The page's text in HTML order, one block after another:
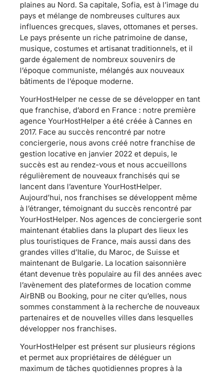
plaines au Nord. Sa capitale, Sofia, est à l’image du
pays et mélange de nombreuses cultures aux
influences grecques, slaves, ottomanes et perses.
Le pays présente un riche patrimoine de danse,
musique, costumes et artisanat traditionnels, et il
garde également de nombreux souvenirs de
l’époque communiste, mélangés aux nouveaux
bâtiments de l’époque moderne.
YourHostHelper ne cesse de se développer en tant
que franchise, d’abord en France : notre première
agence YourHostHelper a été créée à Cannes en
2017. Face au succès rencontré par notre
conciergerie, nous avons créé notre franchise de
gestion locative en janvier 2022 et depuis, le
succès est au rendez-vous et nous accueillons
régulièrement de nouveaux franchisés qui se
lancent dans l’aventure YourHostHelper.
Aujourd’hui, nos franchises se développent même
à l’étranger, témoignant du succès rencontré par
YourHostHelper. Nos agences de conciergerie sont
maintenant établies dans la plupart des lieux les
plus touristiques de France, mais aussi dans des
grandes villes d’Italie, du Maroc, de Suisse et
maintenant de Bulgarie. La location saisonnière
étant devenue très populaire au fil des années avec
l’avènement des plateformes de location comme
AirBNB ou Booking, pour ne citer qu’elles, nous
sommes constamment à la recherche de nouveaux
partenaires et de nouvelles villes dans lesquelles
développer nos franchises.
YourHostHelper est présent sur plusieurs régions
et permet aux propriétaires de déléguer un
maximum de tâches quotidiennes propres à la